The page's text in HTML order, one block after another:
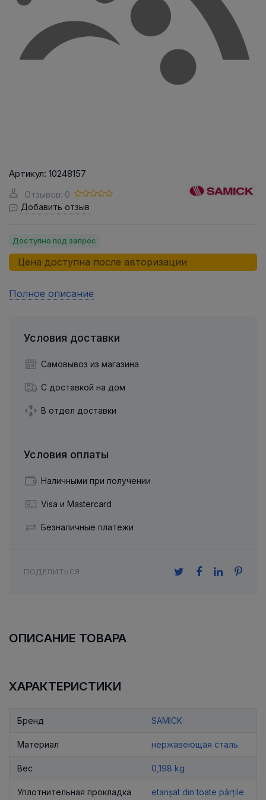
Артикул: 10248157
Отзывов: 0
Добавить отзыв
Доступно под запрос
Цена доступна после авторизации
Полное описание
Условия доставки
Самовывоз из магазина
С доставкой на дом
В отдел доставки
Условия оплаты
Наличными при получении
Visa и Mastercard
Безналичные платежи
ПОДЕЛИТЬСЯ:
ОПИСАНИЕ ТОВАРА
ХАРАКТЕРИСТИКИ
Бренд SAMICK
Материал нержавеющая сталь.
Вес 0,198 kg
Уплотнительная прокладка etanșat din toate părțile